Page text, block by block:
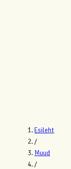
Esileht
/
Muud
/